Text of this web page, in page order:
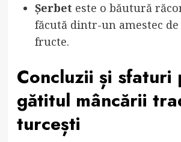
Șerbet este o băutură
făcută dintr-un amestec de
fructe.
Concluzii și sfaturi
gătitul mâncării
turcești